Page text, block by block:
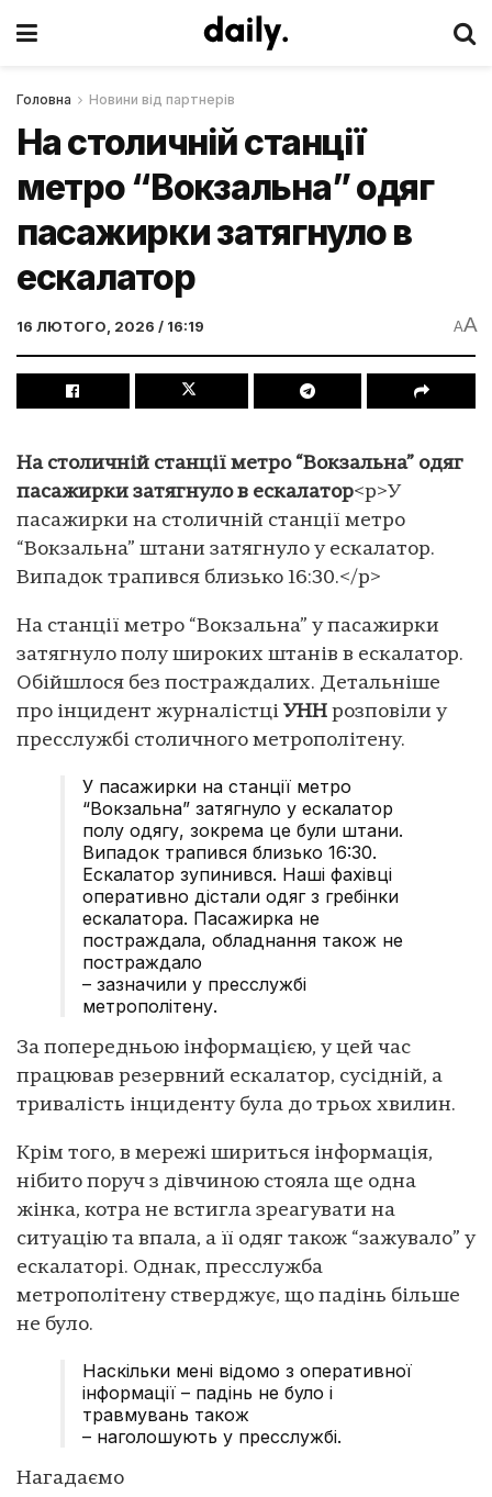
Головна Новини від партнерів
На столичній станції
метро “Вокзальна” одяг
пасажирки затягнуло в
ескалатор
16 ЛЮТОГО, 2026 / 16:19 AA
На столичній станції метро “Вокзальна” одяг
пасажирки затягнуло в ескалатор<p>У
пасажирки на столичній станції метро
“Вокзальна” штани затягнуло у ескалатор.
Випадок трапився близько 16:30.</p>
На станції метро “Вокзальна” у пасажирки
затягнуло полу широких штанів в ескалатор.
Обійшлося без постраждалих. Детальніше
про інцидент журналістці УНН розповіли у
пресслужбі столичного метрополітену.
У пасажирки на станції метро
“Вокзальна” затягнуло у ескалатор
полу одягу, зокрема це були штани.
Випадок трапився близько 16:30.
Ескалатор зупинився. Наші фахівці
оперативно дістали одяг з гребінки
ескалатора. Пасажирка не
постраждала, обладнання також не
постраждало
– зазначили у пресслужбі
метрополітену.
За попередньою інформацією, у цей час
працював резервний ескалатор, сусідній, а
тривалість інциденту була до трьох хвилин.
Крім того, в мережі шириться інформація,
нібито поруч з дівчиною стояла ще одна
жінка, котра не встигла зреагувати на
ситуацію та впала, а її одяг також “зажувало” у
ескалаторі. Однак, пресслужба
метрополітену стверджує, що падінь більше
не було.
Наскільки мені відомо з оперативної
інформації – падінь не було і
травмувань також
– наголошують у пресслужбі.
Нагадаємо